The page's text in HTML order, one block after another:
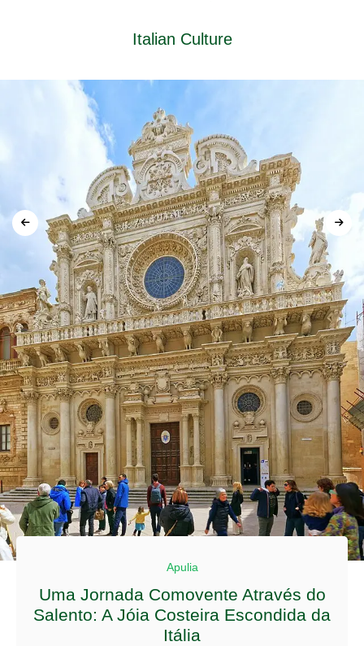
Italian Culture
Apulia
Uma Jornada Comovente Através do
Salento: A Jóia Costeira Escondida da
Itália